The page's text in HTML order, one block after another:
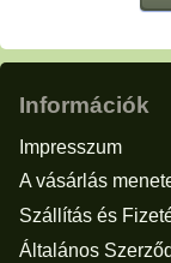
Információk
Impresszum
A vásárlás
Szállítás és
Általános